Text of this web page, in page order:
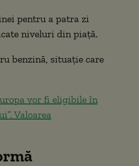
pentru a patra zi
niveluri din piață.
benzină, situație care
vor fi eligibile în
Valoarea